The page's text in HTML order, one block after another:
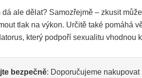
dá ale dělat? Samozřejmě – zkusit
tlak na výkon. Určitě také pomáhá
který podpoří sexualitu
bezpečně: Doporučujeme